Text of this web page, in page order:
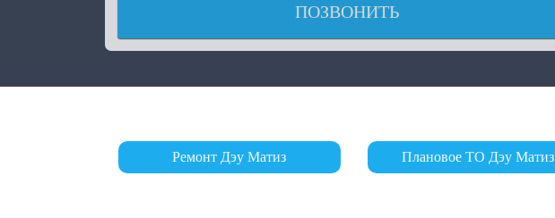
ПОЗВОНИТЬ
Ремонт Дэу Матиз Плановое ТО Дэу Матиз